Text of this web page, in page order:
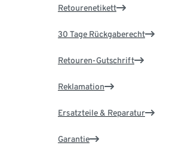
Retourenetikett
30 Tage Rückgaberecht
Retouren-Gutschrift
Reklamation
Ersatzteile & Reparatur
Garantie